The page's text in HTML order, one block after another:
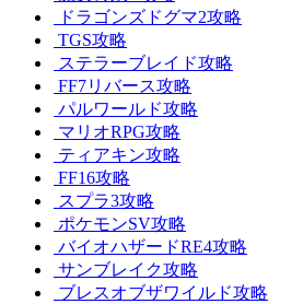
ドラゴンズドグマ2攻略
TGS攻略
ステラーブレイド攻略
FF7リバース攻略
パルワールド攻略
マリオRPG攻略
ティアキン攻略
FF16攻略
スプラ3攻略
ポケモンSV攻略
バイオハザードRE4攻略
サンブレイク攻略
ブレスオブザワイルド攻略